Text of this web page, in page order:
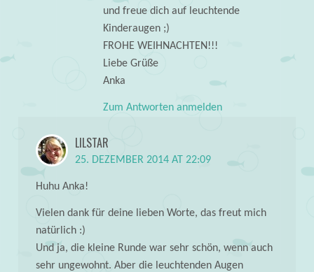
und freue dich auf leuchtende
Kinderaugen ;)
FROHE WEIHNACHTEN!!!
Liebe Grüße
Anka
Zum Antworten anmelden
LILSTAR
25. DEZEMBER 2014 AT 22:09
Huhu Anka!
Vielen dank für deine lieben Worte, das freut mich
natürlich :)
Und ja, die kleine Runde war sehr schön, wenn auch
sehr ungewohnt. Aber die leuchtenden Augen